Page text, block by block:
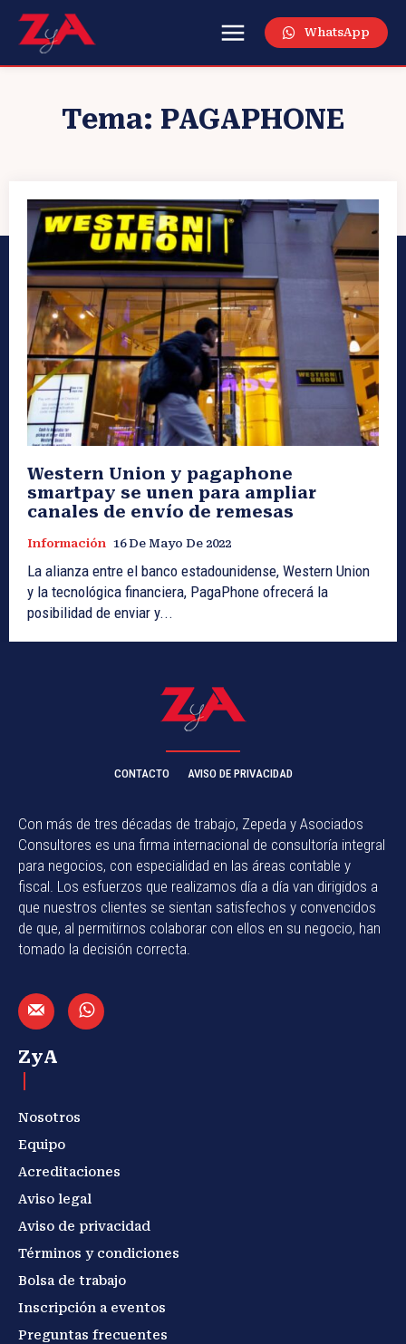
WhatsApp
Tema: PAGAPHONE
Western Union y pagaphone
smartpay se unen para ampliar
canales de envío de remesas
Información 16 De Mayo De 2022
La alianza entre el banco estadounidense, Western Union
y la tecnológica financiera, PagaPhone ofrecerá la
posibilidad de enviar y...
CONTACTO AVISO DE PRIVACIDAD
Con más de tres décadas de trabajo, Zepeda y Asociados
Consultores es una firma internacional de consultoría integral
para negocios, con especialidad en las áreas contable y
fiscal. Los esfuerzos que realizamos día a día van dirigidos a
que nuestros clientes se sientan satisfechos y convencidos
de que, al permitirnos colaborar con ellos en su negocio, han
tomado la decisión correcta.
ZyA
Nosotros
Equipo
Acreditaciones
Aviso legal
Aviso de privacidad
Términos y condiciones
Bolsa de trabajo
Inscripción a eventos
Preguntas frecuentes